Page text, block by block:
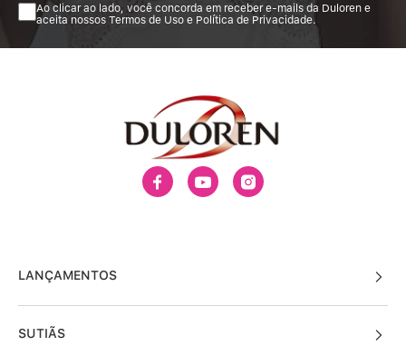
Ao clicar ao lado, você concorda em receber e-mails da Duloren e
aceita nossos Termos de Uso e Política de Privacidade.
LANÇAMENTOS
SUTIÃS